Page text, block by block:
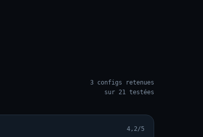
3 configs retenues
sur 21 testées
4,2/5